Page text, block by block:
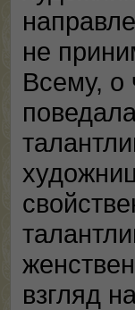
не
Всему, о
взгляд